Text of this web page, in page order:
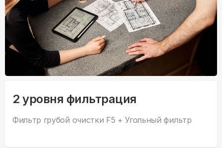
2 уровня фильтрация
Фильтр грубой очистки F5 + Угольный фильтр